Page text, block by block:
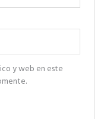
y web en este